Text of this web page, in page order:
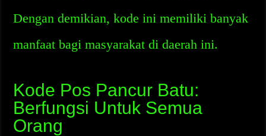
Dengan demikian, kode ini memiliki banyak
manfaat bagi masyarakat di daerah ini.
Kode Pos Pancur Batu:
Berfungsi Untuk Semua
Orang